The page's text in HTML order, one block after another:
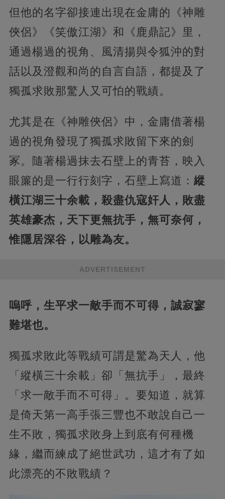
但他的名字卻接連出現在金庸的《神雕
俠侶》《笑傲江湖》和《鹿鼎記》里，
通過楊過的視角、風清揚與令狐沖的對
話以及澄觀和尚的自言自語，都提及了
獨孤求敗那驚人又可怕的戰績。
尤其是在《神雕俠侶》中，金庸借著楊
過的視角發現了獨孤求敗留下來的劍
冢。隨著楊過抹去石壁上的青苔，映入
眼簾的是一行行刻字，石壁上寫道： 縱
橫江湖三十余載，殺盡仇寇奸人，敗盡
英雄豪杰，天下更無抗手，無可奈何，
惟隱居深谷，以雕為友。
ADVERTISEMENT
嗚呼，生平求一敵手而不可得，誠寂寥
難堪也。
獨孤求敗此等戰績可謂是驚為天人，他
「縱橫三十余載」卻「無抗手」，最終
「求一敵手而不可得」。要知道，就算
是倚天第一高手張三豐也不敢說自己一
生不敗，獨孤求敗身上到底有何種機
緣，繼而練成了絕世武功，這才有了如
此漂亮的不敗戰績？